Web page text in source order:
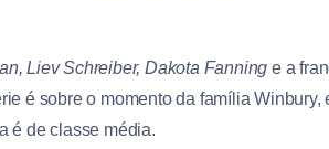
Liev Schreiber, Dakota Fanning e a
é sobre o momento da família
é de classe média.